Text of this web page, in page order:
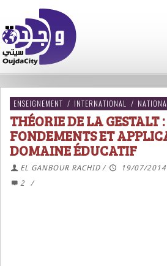
ENSEIGNEMENT / INTERNATIONAL /
THÉORIE DE LA GESTALT
FONDEMENTS ET
DOMAINE ÉDUCATIF
EL GANBOUR RACHID /
19/07/2014
2
/